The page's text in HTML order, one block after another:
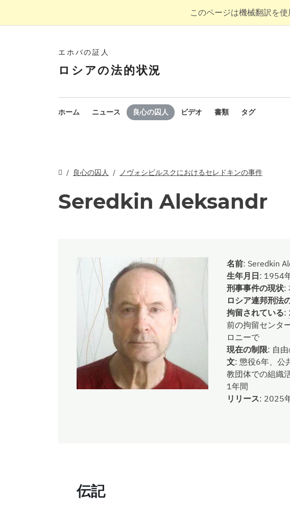
このページは機械翻訳を使
エホバの証人
ロシアの法的状況
ホーム ニュース 良心の囚人 ビデオ 書類 タグ
良心の囚人 ノヴォシビルスクにおけるセレドキンの事件
Seredkin Aleksandr
名前: Seredkin
生年月日: 1954
刑事事件の現状:
ロシア連邦刑法
拘留されている:
前の拘留センタ
ロニーで
現在の制限: 自
文:懲役6年、公
教団体での組織
1年間
リリース: 2025
伝記